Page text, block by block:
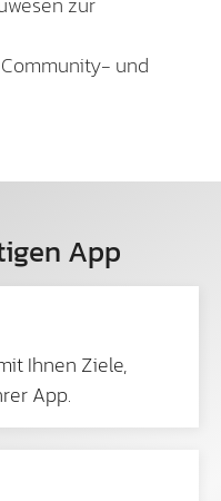
und
App
Ihnen Ziele,
App.